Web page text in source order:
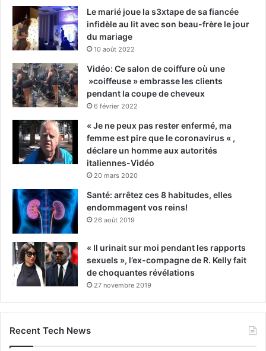
Le marié joue la s3xtape de sa fiancée
infidèle au lit avec son beau-frère le jour
du mariage
10 août 2022
Vidéo: Ce salon de coiffure où une
»coiffeuse » embrasse les clients
pendant la coupe de cheveux
6 février 2022
« Je ne peux pas rester enfermé, ma
femme est pire que le coronavirus « ,
déclare un homme aux autorités
italiennes-Vidéo
20 mars 2020
Santé: arrêtez ces 8 habitudes, elles
endommagent vos reins!
26 août 2019
« Il urinait sur moi pendant les rapports
sexuels », l’ex-compagne de R. Kelly fait
de choquantes révélations
27 novembre 2019
Recent Tech News